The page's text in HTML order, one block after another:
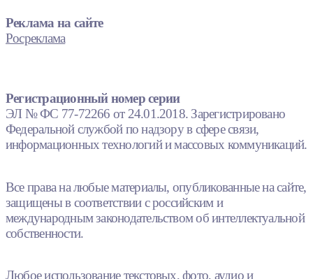
Реклама на сайте
Росреклама
Регистрационный номер серии
ЭЛ № ФС 77-72266 от 24.01.2018. Зарегистрировано
Федеральной службой по надзору в сфере связи,
информационных технологий и массовых коммуникаций.
Все права на любые материалы, опубликованные на сайте,
защищены в соответствии с российским и
международным законодательством об интеллектуальной
собственности.
Любое использование текстовых, фото, аудио и